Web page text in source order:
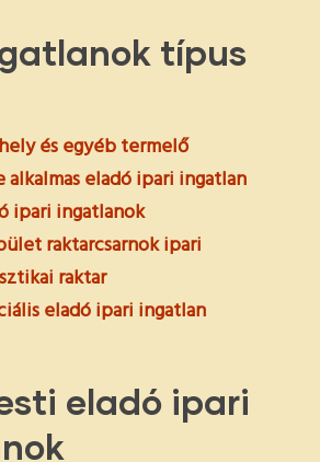
típus
és egyéb termelő
eladó ipari ingatlan
ipari ingatlanok
raktarcsarnok ipari
raktar
eladó ipari ingatlan
eladó ipari